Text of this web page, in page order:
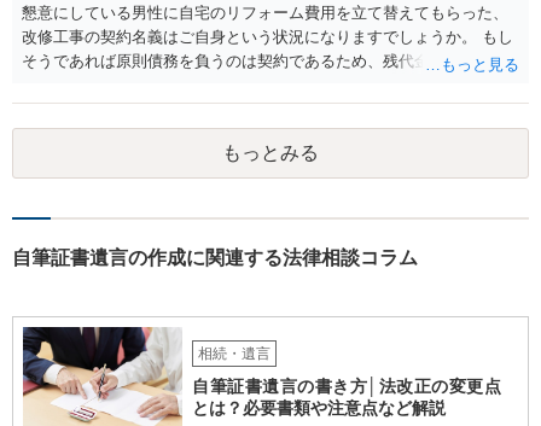
懇意にしている男性に自宅のリフォーム費用を立て替えてもらった、
改修工事の契約名義はご自身という状況になりますでしょうか。 もし
そうであれば原則債務を負うのは契約であるため、残代金を捻出して
ます。 入籍した場合でも、原則契約者が単独で全ての債務を負うこと
には変わりがありません。 なかなか対応に難しい案件であり、公開の
場でアドバイスを行うのも限界があるように思われますので、資料等
を持参のうえ個別に弁護士に相談されることをお勧めします。
もっとみる
自筆証書遺言の作成に関連する法律相談コラム
相続・遺言
自筆証書遺言の書き方│法改正の変更点
とは？必要書類や注意点など解説